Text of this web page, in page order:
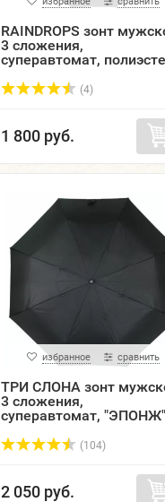
RAINDROPS зонт
3 сложения,
суперавтомат,
(4)
1 800 руб.
избранное сравнить
ТРИ СЛОНА зонт
3 сложения,
суперавтомат,
(104)
2 050 руб.